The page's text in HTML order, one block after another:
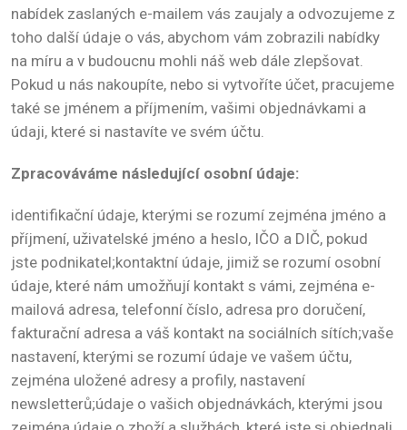
nabídek zaslaných e-mailem vás zaujaly a odvozujeme z
toho další údaje o vás, abychom vám zobrazili nabídky
na míru a v budoucnu mohli náš web dále zlepšovat.
Pokud u nás nakoupíte, nebo si vytvoříte účet, pracujeme
také se jménem a příjmením, vašimi objednávkami a
údaji, které si nastavíte ve svém účtu.
Zpracováváme následující osobní údaje:
identifikační údaje, kterými se rozumí zejména jméno a
příjmení, uživatelské jméno a heslo, IČO a DIČ, pokud
jste podnikatel;kontaktní údaje, jimiž se rozumí osobní
údaje, které nám umožňují kontakt s vámi, zejména e-
mailová adresa, telefonní číslo, adresa pro doručení,
fakturační adresa a váš kontakt na sociálních sítích;vaše
nastavení, kterými se rozumí údaje ve vašem účtu,
zejména uložené adresy a profily, nastavení
newsletterů;údaje o vašich objednávkách, kterými jsou